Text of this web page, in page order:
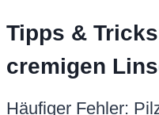
Tipps &
cremigen
Häufiger Fehler: